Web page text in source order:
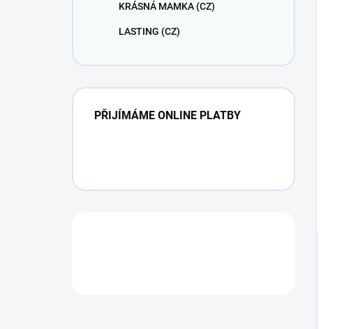
KRÁSNÁ MAMKA (CZ)
LASTING (CZ)
PŘIJÍMÁME ONLINE PLATBY